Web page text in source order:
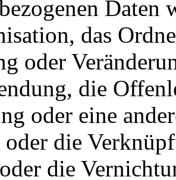
Daten
das
oder
die
oder eine
die
die